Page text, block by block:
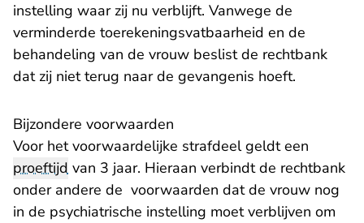
instelling waar zij nu verblijft. Vanwege de
verminderde toerekeningsvatbaarheid en de
behandeling van de vrouw beslist de rechtbank
dat zij niet terug naar de gevangenis hoeft.
Bijzondere voorwaarden
Voor het voorwaardelijke strafdeel geldt een
proeftijd van 3 jaar. Hieraan verbindt de rechtbank
onder andere de voorwaarden dat de vrouw nog
in de psychiatrische instelling moet verblijven om